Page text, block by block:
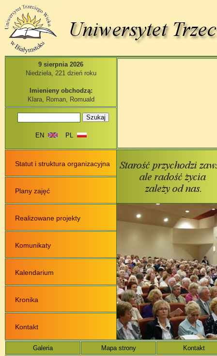
9 sierpnia 2026
Niedziela, 221 dzień roku
Imienieny obchodzą:
Klara, Roman, Romuald
EN PL
Statut i struktura organizacyjna
Plany zajęć
Realizowane projekty
Komunikaty
Kalendarium
Kronika
Kontakt
Galeria Mapa strony Kontakt